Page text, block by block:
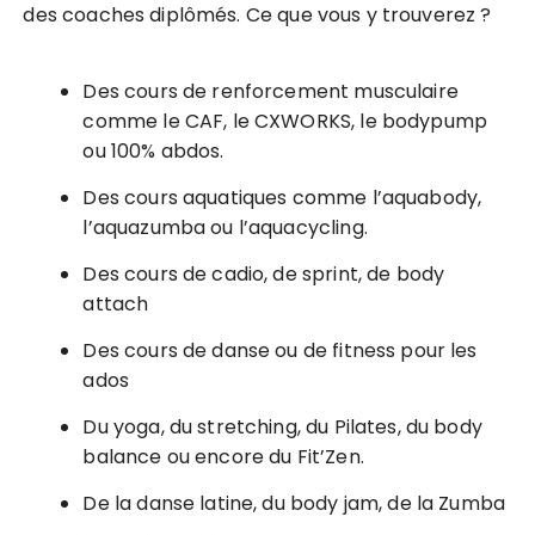
des coaches diplômés. Ce que vous y trouverez ?
Des cours de renforcement musculaire
comme le CAF, le CXWORKS, le bodypump
ou 100% abdos.
Des cours aquatiques comme l’aquabody,
l’aquazumba ou l’aquacycling.
Des cours de cadio, de sprint, de body
attach
Des cours de danse ou de fitness pour les
ados
Du yoga, du stretching, du Pilates, du body
balance ou encore du Fit’Zen.
De la danse latine, du body jam, de la Zumba